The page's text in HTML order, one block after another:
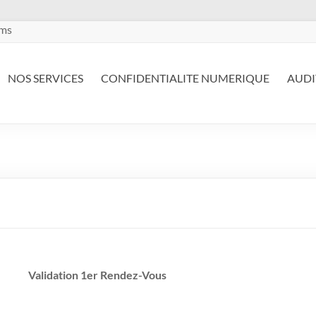
NOS SERVICES CONFIDENTIALITE NUMERIQUE
Validation 1er Rendez-Vous